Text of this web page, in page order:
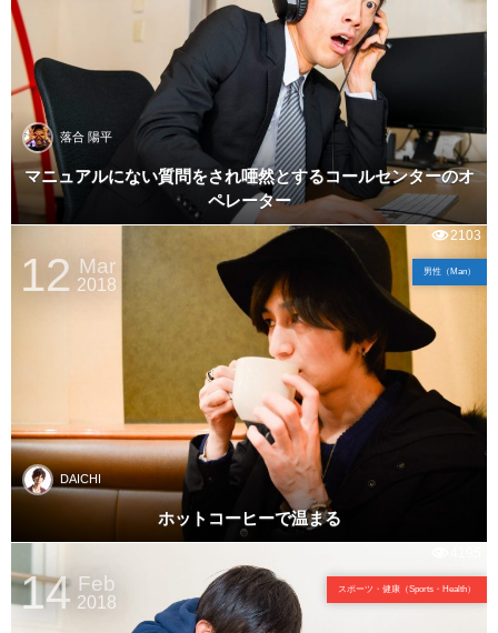
落合 陽平
マニュアルにない質問をされ唖然とするコールセンターのオ
ペレーター
DAICHI
ホットコーヒーで温まる
12 Mar
2018
男性（Man）
2103
14 Feb
2018
スポーツ・健康（Sports・Health）